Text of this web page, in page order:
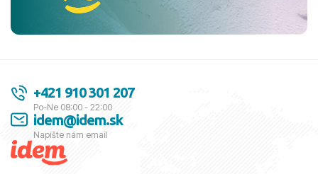
+421 910 301 207
Po-Ne 08:00 - 22:00
idem@idem.sk
Napíšte nám email